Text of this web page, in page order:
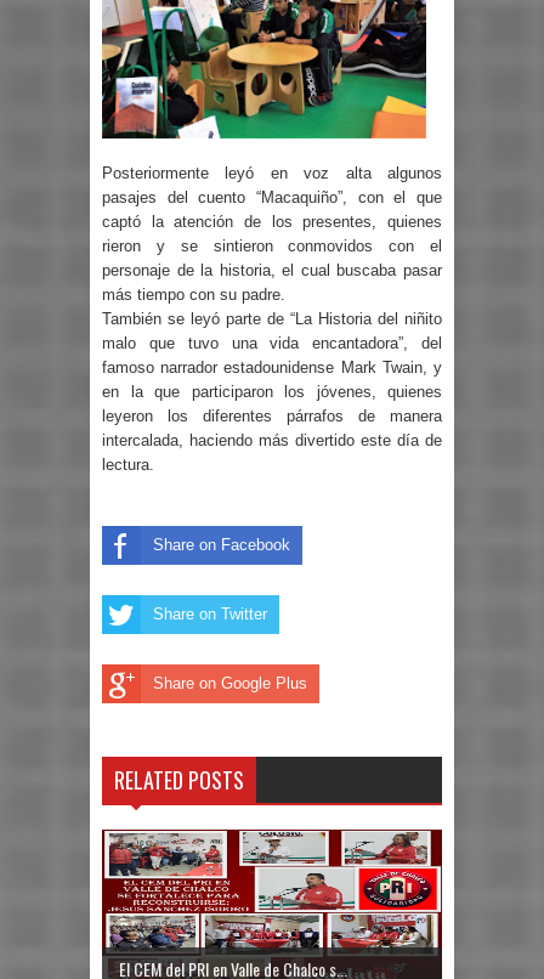
Posteriormente leyó en voz alta algunos
pasajes del cuento “Macaquiño”, con el que
captó la atención de los presentes, quienes
rieron y se sintieron conmovidos con el
personaje de la historia, el cual buscaba pasar
más tiempo con su padre.
También se leyó parte de “La Historia del niñito
malo que tuvo una vida encantadora”, del
famoso narrador estadounidense Mark Twain, y
en la que participaron los jóvenes, quienes
leyeron los diferentes párrafos de manera
intercalada, haciendo más divertido este día de
lectura.
Share on Facebook
Share on Twitter
Share on Google Plus
RELATED POSTS
El CEM del PRI en Valle de Chalco s...